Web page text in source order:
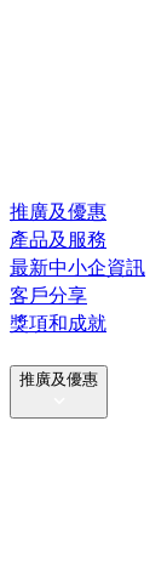
推廣及優惠
產品及服務
最新中小企資訊
客戶分享
獎項和成就
推廣及優惠